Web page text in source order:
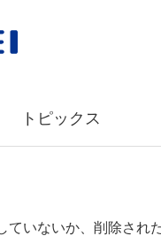
トピックス
ていないか、削除され